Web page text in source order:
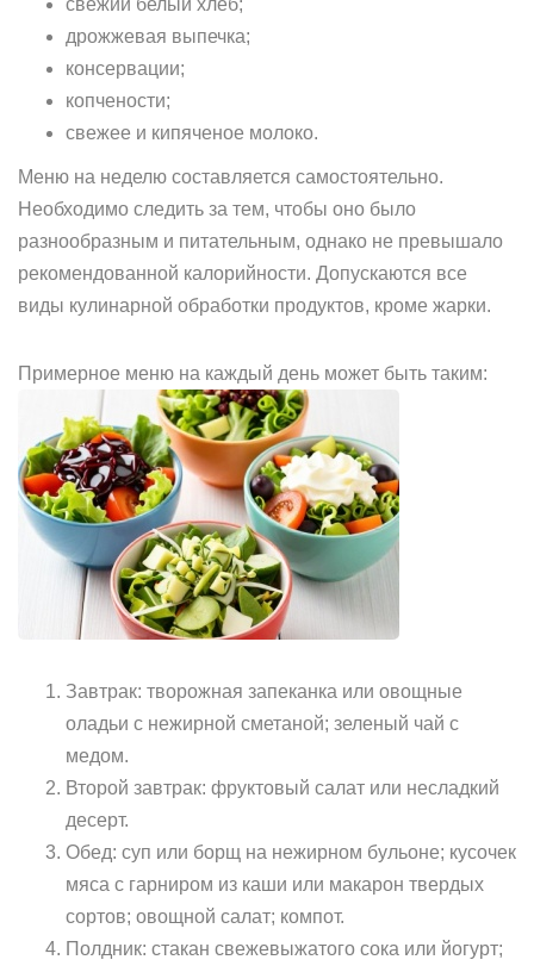
свежий белый хлеб;
дрожжевая выпечка;
консервации;
копчености;
свежее и кипяченое молоко.
Меню на неделю составляется самостоятельно.
Необходимо следить за тем, чтобы оно было
разнообразным и питательным, однако не превышало
рекомендованной калорийности. Допускаются все
виды кулинарной обработки продуктов, кроме жарки.
Примерное меню на каждый день может быть таким:
Завтрак: творожная запеканка или овощные
оладьи с нежирной сметаной; зеленый чай с
медом.
Второй завтрак: фруктовый салат или несладкий
десерт.
Обед: суп или борщ на нежирном бульоне; кусочек
мяса с гарниром из каши или макарон твердых
сортов; овощной салат; компот.
Полдник: стакан свежевыжатого сока или йогурт;